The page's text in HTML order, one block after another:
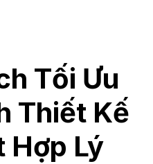
Tối Ưu
Thiết Kế
Hợp Lý